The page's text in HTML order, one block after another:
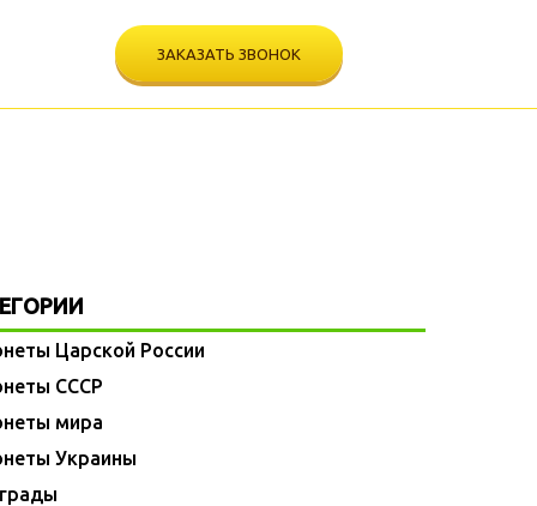
ЗАКАЗАТЬ ЗВОНОК
Царской России
СССР
мира
Украины